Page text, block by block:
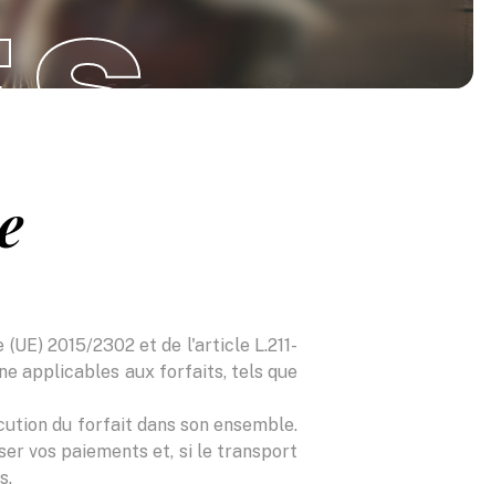
2015/2302 et de l'article L.211-
applicables aux forfaits, tels que
du forfait dans son ensemble.
vos paiements et, si le transport